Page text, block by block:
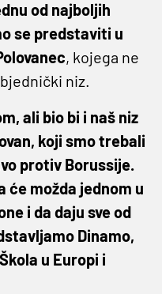
od najboljih
se predstaviti u
, kojega ne
niz.
ali bio bi i naš niz
koji smo trebali
protiv Borussije.
će možda jednom u
i da daju sve od
Dinamo,
u Europi i